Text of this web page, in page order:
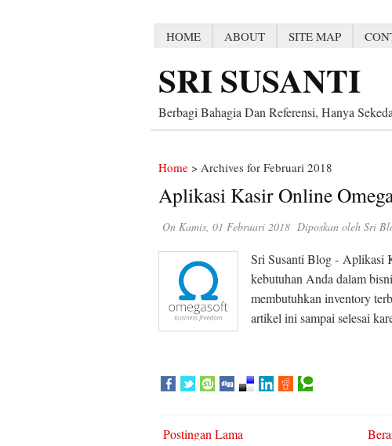
HOME ABOUT SITE MAP
SRI SUSANTI
Berbagi Bahagia Dan Referensi, Hanya
Home > Archives for Februari 2018
Aplikasi Kasir Online
On Kamis, 01 Februari 2018 Diposkan oleh Sri
Sri Susanti Blog - Aplikasi
kebutuhan Anda dalam
membutuhkan inventory
artikel ini sampai selesai
Postingan Lama